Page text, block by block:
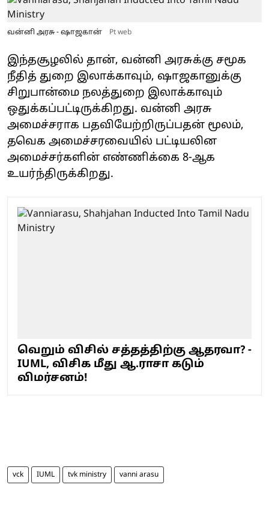
வன்னி அரசு - ஷாஜகான் Pt web
இந்தசூழலில் தான், வன்னி அரசுக்கு சமூக
நீதித் துறை இலாக்காவும், ஷாஜகானுக்கு
சிறுபான்மை நலத்துறை இலாக்காவும்
ஒதுக்கப்பட்டிருக்கிறது. வன்னி அரசு
அமைச்சராக பதவியேற்றிருப்பதன் மூலம்,
தவெக அமைச்சரவையில் பட்டியலின
அமைச்சர்களின் எண்ணிக்கை 8-ஆக
உயர்ந்திருக்கிறது.
வெறும் விசில் சத்தத்திற்கு ஆதரவா? -
IUML, விசிக மீது ஆ.ராசா கடும்
விமர்சனம்!
vck IUML tvk ministry vanni arasu